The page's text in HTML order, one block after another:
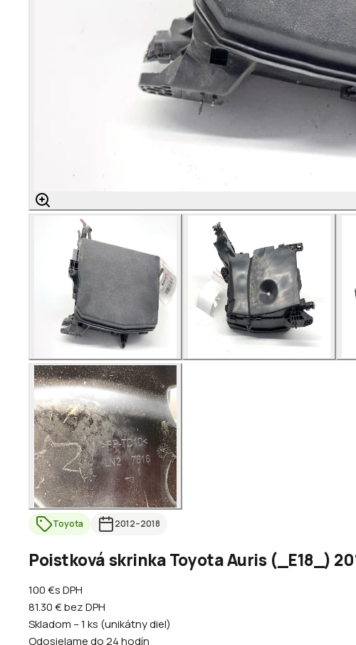
Toyota 2012–2018
Poistková skrinka Toyota Auris (_E18_)
100 €s DPH
81.30 €bez DPH
Skladom – 1 ks (unikátny diel)
Odosielame do 24 hodín